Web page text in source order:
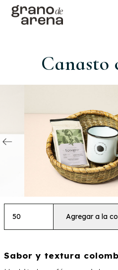
Canasto
Sabor y textura